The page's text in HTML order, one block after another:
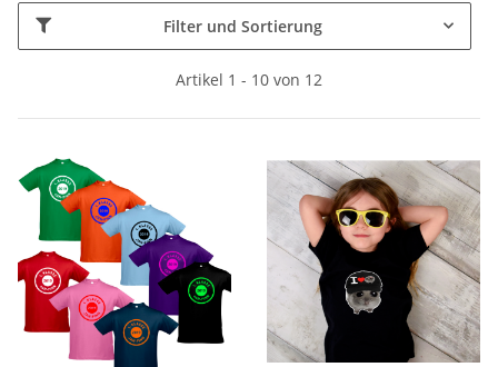
Filter und Sortierung
Artikel 1 - 10 von 12